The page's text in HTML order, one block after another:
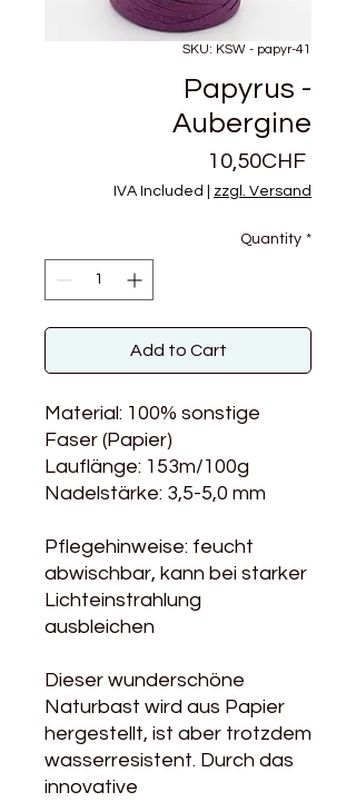
SKU: KSW - papyr-41
Papyrus -
Aubergine
10,50CHFPrice
IVA Included zzgl. Versand
Quantity *
Add to Cart
Material: 100% sonstige
Faser (Papier)
Lauflänge: 153m/100g
Nadelstärke: 3,5-5,0 mm
Pflegehinweise: feucht
abwischbar, kann bei starker
Lichteinstrahlung
ausbleichen
Dieser wunderschöne
Naturbast wird aus Papier
hergestellt, ist aber trotzdem
wasserresistent. Durch das
innovative